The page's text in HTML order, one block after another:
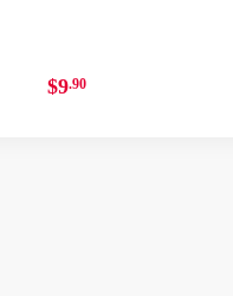
$9.90